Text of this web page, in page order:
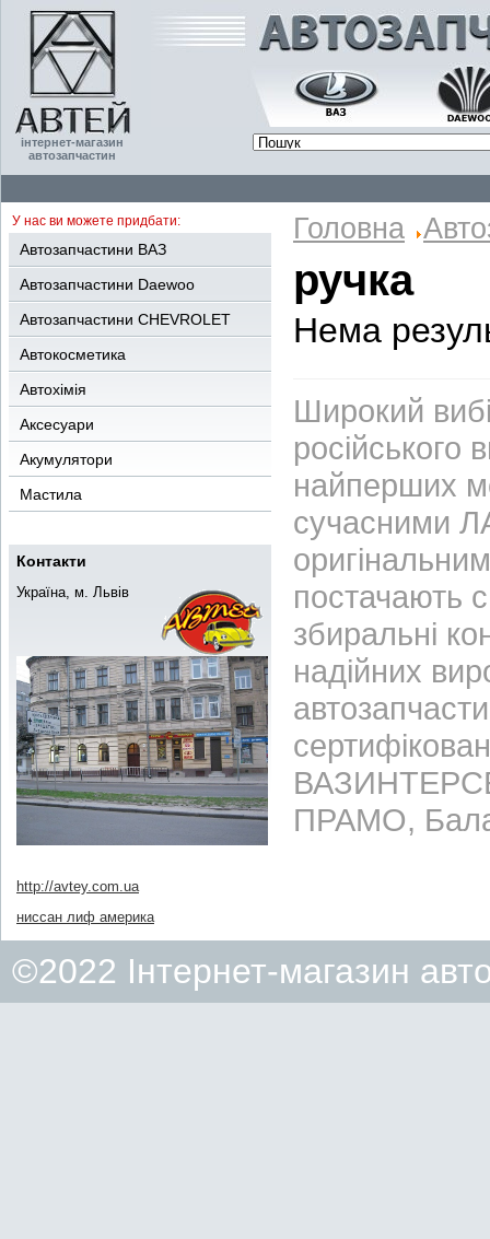
інтернет-магазин
автозапчастин
У нас ви можете придбати:
Автозапчастини ВАЗ
Автозапчастини Daewoo
Автозапчастини CHEVROLET
Автокосметика
Автохімія
Аксесуари
Акумулятори
Мастила
Контакти
Україна, м. Львів
http://avtey.com.ua
ниссан лиф америка
Головна
ручка
Нема
Широкий
найперших
сучасними
постачають
збиральні
надійних
ПРАМО,
©2022 Інтернет-магазин